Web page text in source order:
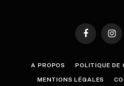
Facebook
A PROPOS POLITIQUE DE
MENTIONS LÉGALES